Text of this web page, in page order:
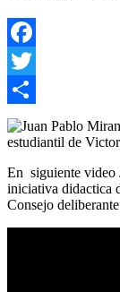
Facebook
Twitter
Compartir
En siguiente video
iniciativa didactica
Consejo